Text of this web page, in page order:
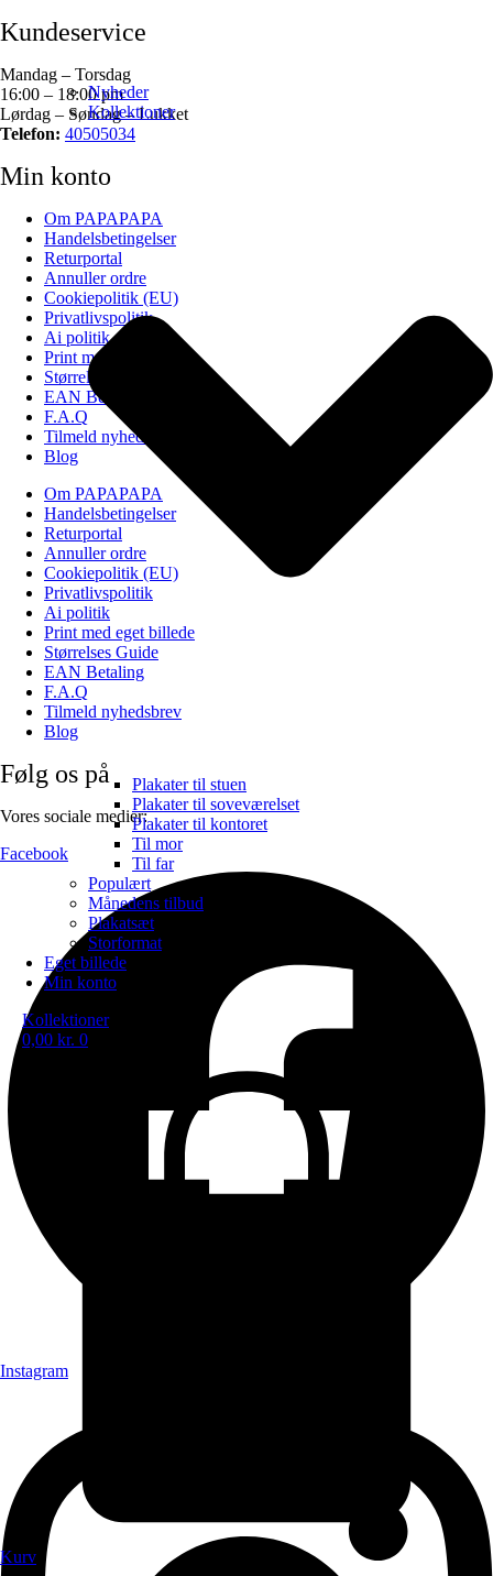
Nyheder
Kollektioner
Plakater til stuen
Plakater til soveværelset
Plakater til kontoret
Til mor
Til far
Populært
Månedens tilbud
Plakatsæt
Storformat
Eget billede
Min konto
Kollektioner
0,00 kr. 0
Kurv
Kundeservice
Mandag – Torsdag
16:00 – 18:00 pm
Lørdag – Søndag – Lukket
Telefon: 40505034
Min konto
Om PAPAPAPA
Handelsbetingelser
Returportal
Annuller ordre
Cookiepolitik (EU)
Privatlivspolitik
Ai politik
Print med eget billede
Størrelses Guide
EAN Betaling
F.A.Q
Tilmeld nyhedsbrev
Blog
Om PAPAPAPA
Handelsbetingelser
Returportal
Annuller ordre
Cookiepolitik (EU)
Privatlivspolitik
Ai politik
Print med eget billede
Størrelses Guide
EAN Betaling
F.A.Q
Tilmeld nyhedsbrev
Blog
Følg os på
Vores sociale medier:
Facebook
Instagram